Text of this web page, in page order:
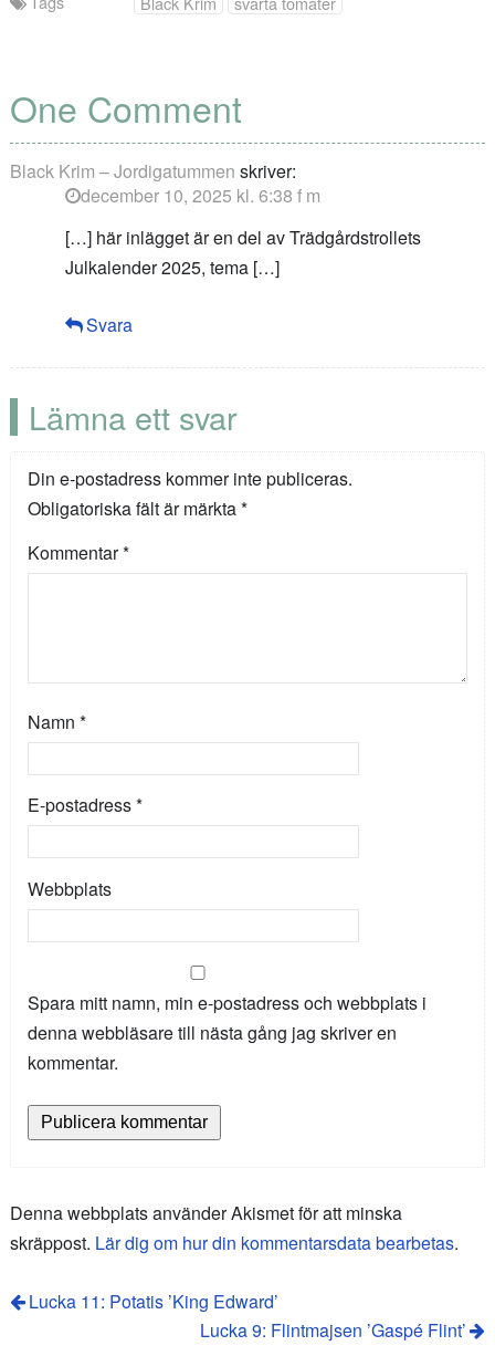
One Comment
Black Krim – Jordigatummen skriver:
december 10, 2025 kl. 6:38 f m
[…] här inlägget är en del av Trädgårdstrollets
Julkalender 2025, tema […]
Svara
Lämna ett svar
Din e-postadress kommer inte publiceras.
Obligatoriska fält är märkta*
Kommentar*
Namn *
E-postadress*
Webbplats
Spara mitt namn, min e-postadress och webbplats i
denna webbläsare till nästa gång jag skriver en
kommentar.
Denna webbplats använder Akismet för att minska
skräppost. Lär dig om hur din kommentarsdata bearbetas.
Lucka 11: Potatis ’King Edward’
Lucka 9: Flintmajsen ’Gaspé Flint’